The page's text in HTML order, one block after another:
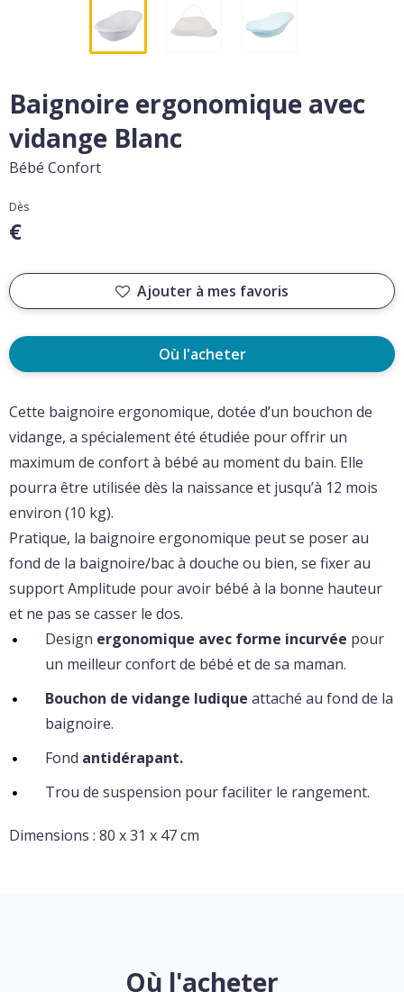
Baignoire ergonomique avec
vidange Blanc
Bébé Confort
Dès
€
Ajouter à mes favoris
Où l'acheter
Cette baignoire ergonomique, dotée d’un bouchon de
vidange, a spécialement été étudiée pour offrir un
maximum de confort à bébé au moment du bain. Elle
pourra être utilisée dès la naissance et jusqu’à 12 mois
environ (10 kg).
Pratique, la baignoire ergonomique peut se poser au
fond de la baignoire/bac à douche ou bien, se fixer au
support Amplitude pour avoir bébé à la bonne hauteur
et ne pas se casser le dos.
Design ergonomique avec forme incurvée pour
un meilleur confort de bébé et de sa maman.
Bouchon de vidange ludique attaché au fond de la
baignoire.
Fond antidérapant.
Trou de suspension pour faciliter le rangement.
Dimensions : 80 x 31 x 47 cm
Où l'acheter